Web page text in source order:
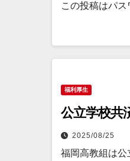
この投稿はパス
福利厚生
公立学校共
2025/08/25
福岡高教組は